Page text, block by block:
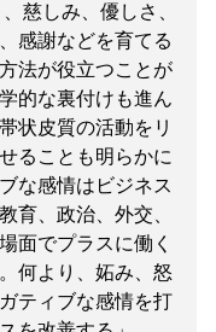
慈しみ、優しさ、
感謝などを育てる
法が役立つことが
的な裏付けも進ん
状皮質の活動をリ
ることも明らかに
な感情はビジネス
育、政治、外交、
面でプラスに働く
何より、妬み、怒
ティブな感情を打